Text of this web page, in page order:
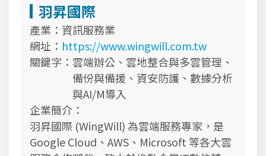
羽昇國際
產業： 資訊服務業
網址： https://www.wingwill.com.tw
關鍵字： 雲端辦公、雲地整合與多雲管理、
備份與備援、資安防護、數據分析
與AI/M導入
企業簡介：
羽昇國際 (WingWill) 為雲端服務專家，是
Google Cloud、AWS、Microsoft 等各大雲